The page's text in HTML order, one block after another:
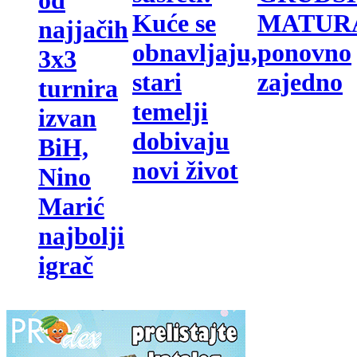
najjačih
3x3
turnira
izvan
BiH,
Nino
Marić
najbolji
igrač
Kuće se
obnavljaju,
stari
temelji
dobivaju
novi život
ponovno
zajedno